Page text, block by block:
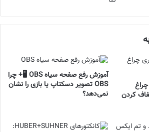
کردن
آموزش رفع صفحه سیاه OBS 🖥️+ چرا
OBS تصویر دسکتاپ یا بازی را نشان
نمی‌دهد؟